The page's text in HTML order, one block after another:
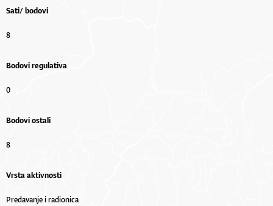
Sati/ bodovi
8
Bodovi regulativa
0
Bodovi ostali
8
Vrsta aktivnosti
Predavanje i radionica